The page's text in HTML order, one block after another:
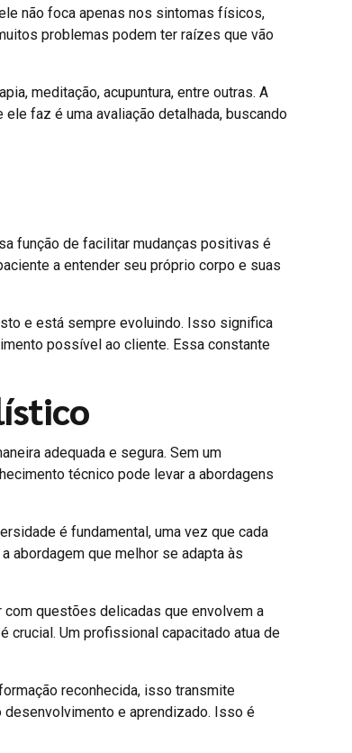
não foca apenas nos sintomas físicos,
problemas podem ter raízes que vão
meditação, acupuntura, entre outras. A
faz é uma avaliação detalhada, buscando
função de facilitar mudanças positivas é
a entender seu próprio corpo e suas
e está sempre evoluindo. Isso significa
possível ao cliente. Essa constante
adequada e segura. Sem um
técnico pode levar a abordagens
é fundamental, uma vez que cada
abordagem que melhor se adapta às
questões delicadas que envolvem a
Um profissional capacitado atua de
reconhecida, isso transmite
e aprendizado. Isso é